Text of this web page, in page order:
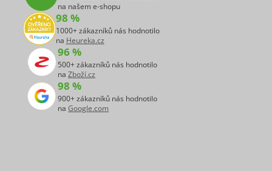
na našem e-shopu
98 %
1000+ zákazníků nás hodnotilo
na Heureka.cz
96 %
500+ zákazníků nás hodnotilo
na Zboží.cz
98 %
900+ zákazníků nás hodnotilo
na Google.com